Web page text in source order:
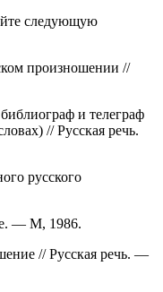
следующую
произношении //
и телеграф
// Русская речь.
русского
— М, 1986.
// Русская речь. —